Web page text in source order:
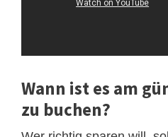
Wann ist es am
zu buchen?